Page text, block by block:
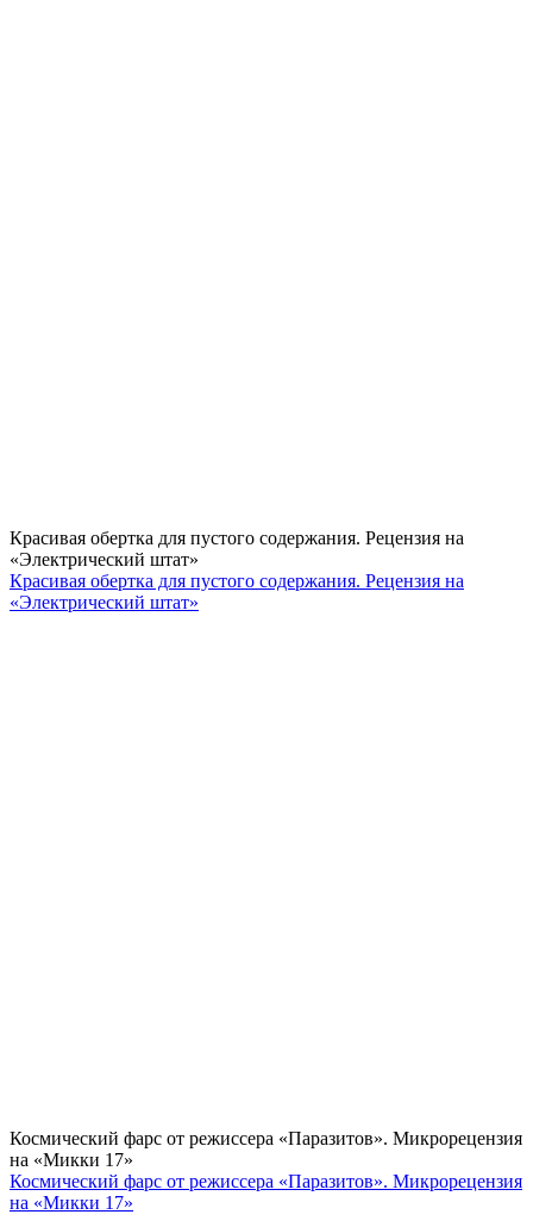
Красивая обертка для пустого содержания. Рецензия на
«Электрический штат»
Красивая обертка для пустого содержания. Рецензия на
«Электрический штат»
Космический фарс от режиссера «Паразитов». Микрорецензия
на «Микки 17»
Космический фарс от режиссера «Паразитов». Микрорецензия
на «Микки 17»